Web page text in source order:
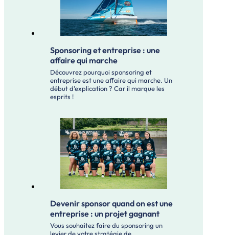
Sponsoring et entreprise : une
affaire qui marche
Découvrez pourquoi sponsoring et
entreprise est une affaire qui marche. Un
début d'explication ? Car il marque les
esprits !
Devenir sponsor quand on est une
entreprise : un projet gagnant
Vous souhaitez faire du sponsoring un